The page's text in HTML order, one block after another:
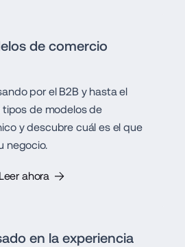
de comercio
por el B2B y hasta el
tipos de modelos de
y descubre cuál es el que
negocio.
Leer ahora
en la experiencia